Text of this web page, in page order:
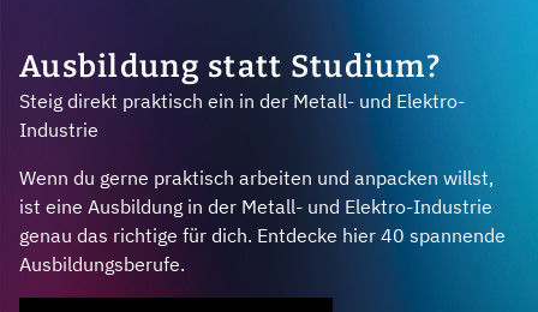
Ausbildung statt Studium?
Steig direkt praktisch ein in der Metall- und Elektro-
Industrie
Wenn du gerne praktisch arbeiten und anpacken willst,
ist eine Ausbildung in der Metall- und Elektro-Industrie
genau das richtige für dich. Entdecke hier 40 spannende
Ausbildungsberufe.